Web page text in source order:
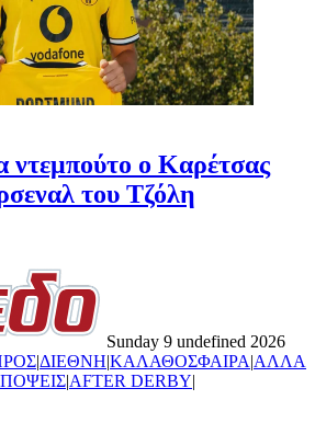
ντεμπούτο ο Καρέτσας
του Τζόλη
Sunday 9 undefined 2026
|ΔΙΕΘΝΗ|ΚΑΛΑΘΟΣΦΑΙΡΑ|ΑΛΛΑ
|AFTER DERBY|